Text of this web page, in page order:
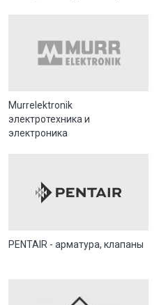
Murrelektronik
электротехника и
электроника
PENTAIR - арматура, клапаны